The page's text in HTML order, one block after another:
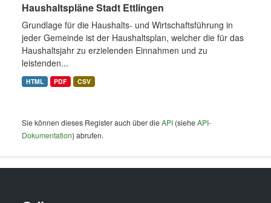
Haushaltspläne Stadt Ettlingen
Grundlage für die Haushalts- und Wirtschaftsführung in
jeder Gemeinde ist der Haushaltsplan, welcher die für das
Haushaltsjahr zu erzielenden Einnahmen und zu
leistenden...
HTML PDF CSV
Sie können dieses Register auch über dieAPI (sieheAPI-
Dokumentation) abrufen.